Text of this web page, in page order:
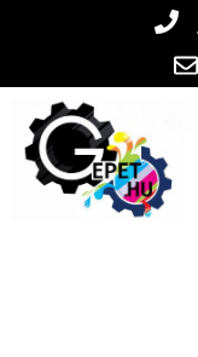
tartalomba